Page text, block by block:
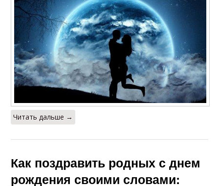
Читать дальше →
Как поздравить родных с днем
рождения своими словами: